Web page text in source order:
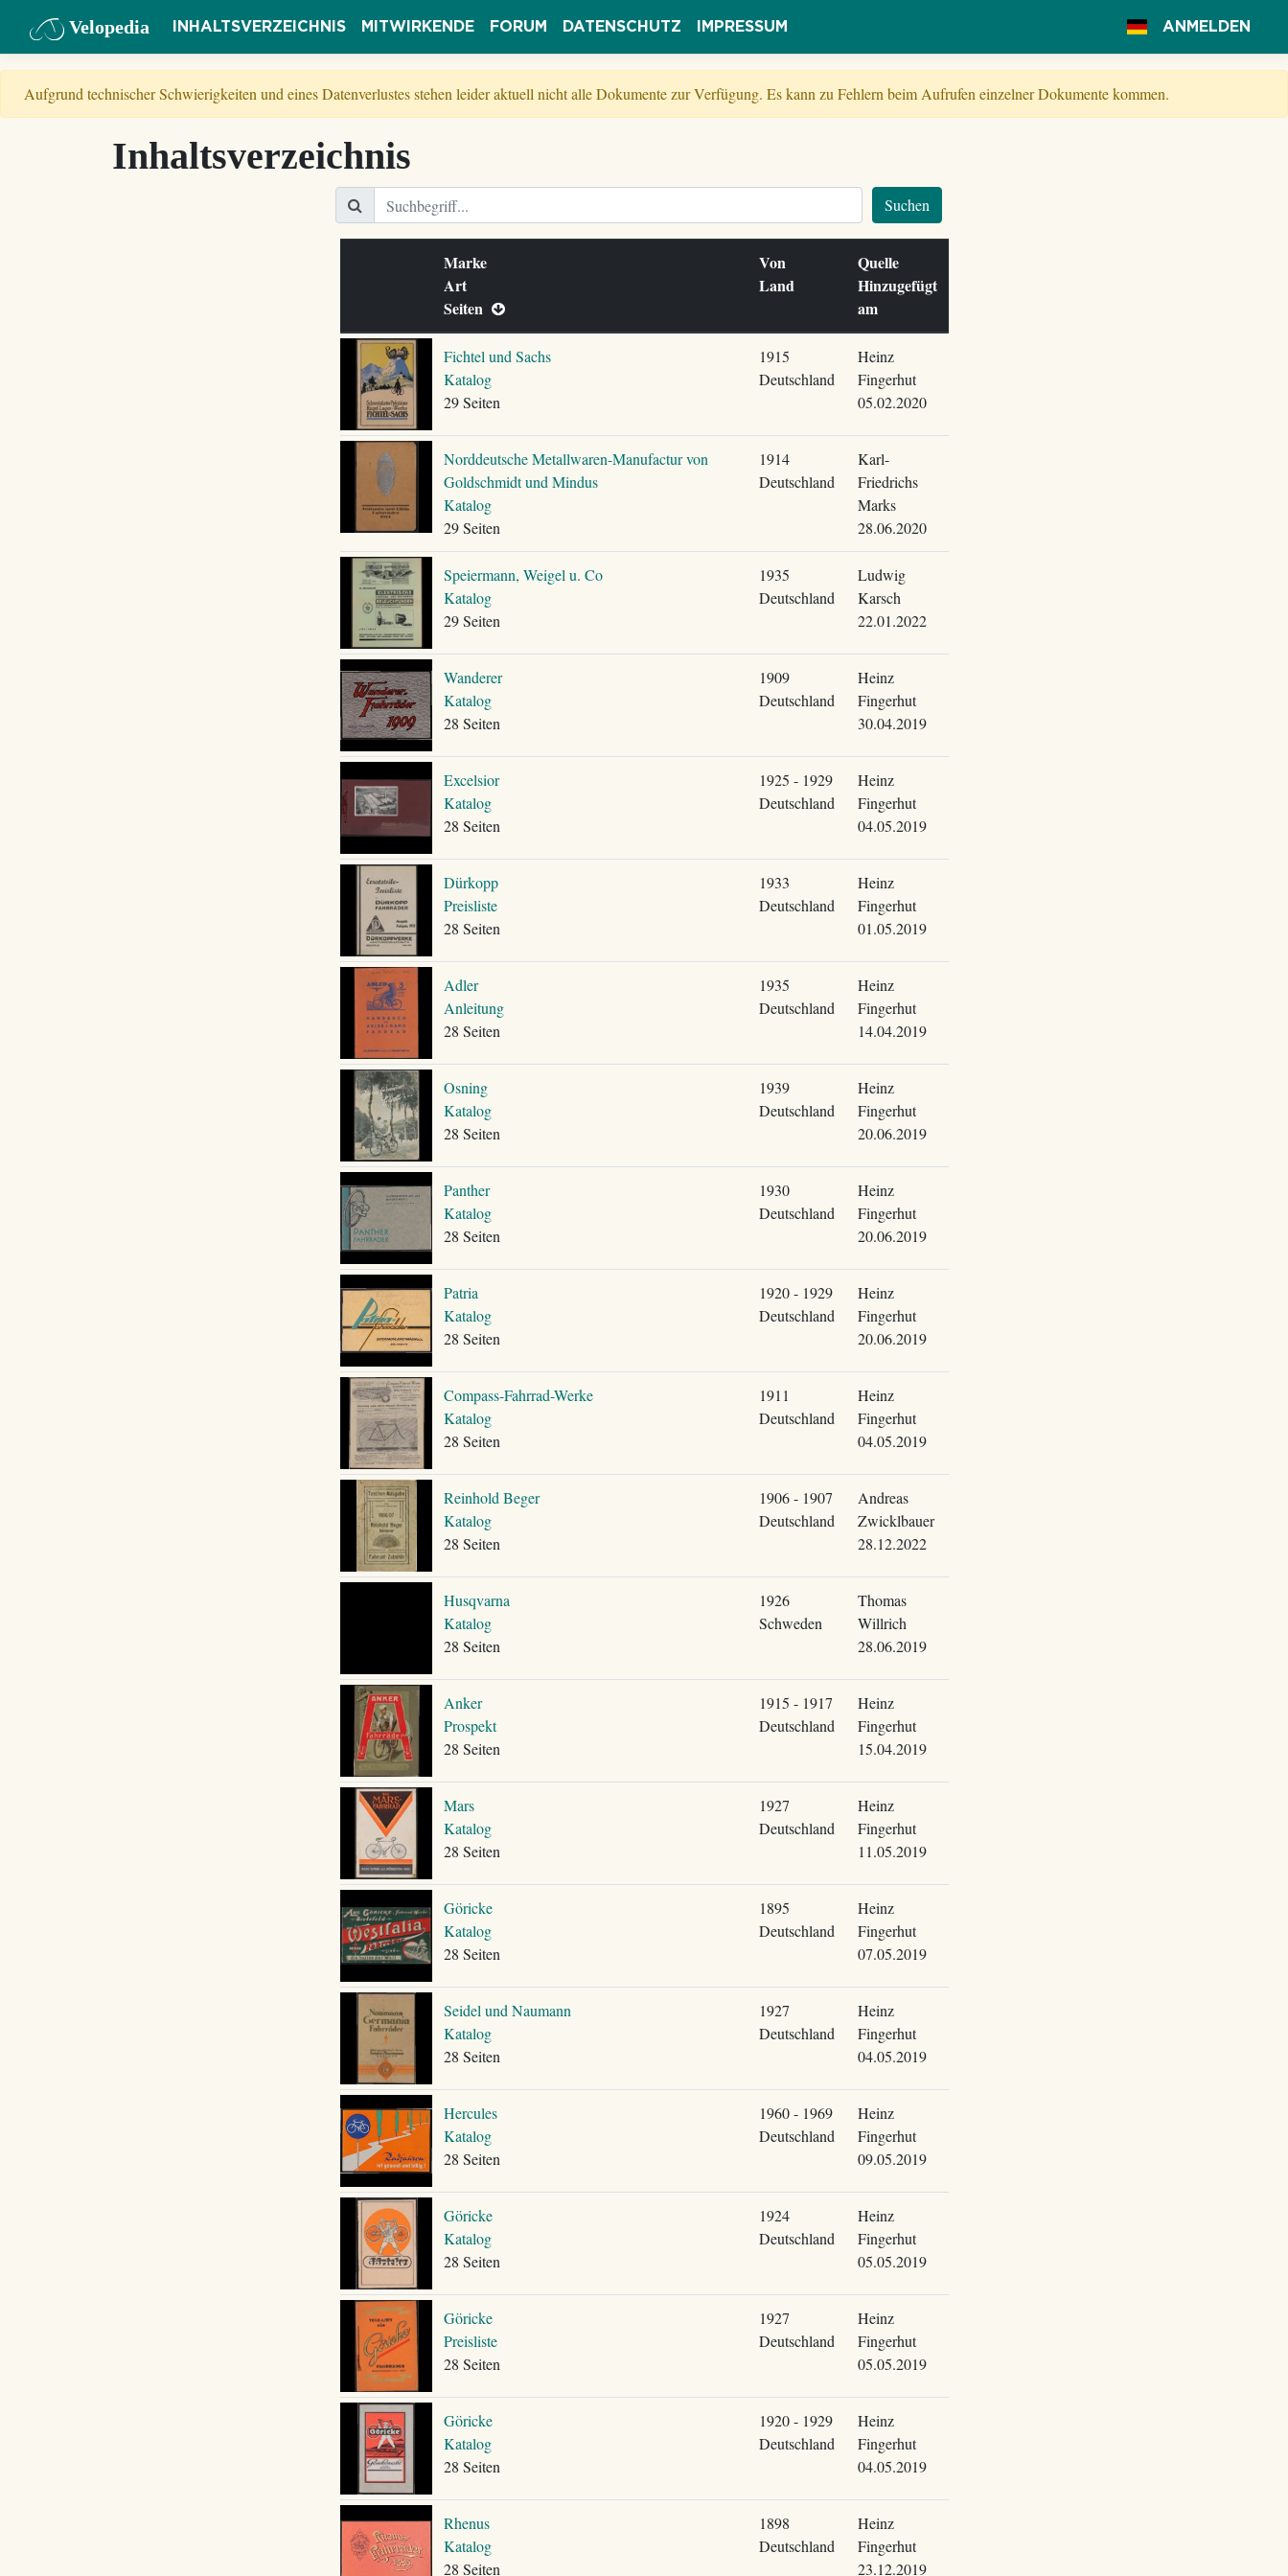
Velopedia INHALTSVERZEICHNIS MITWIRKENDE FORUM DATENSCHUTZ IMPRESSUM ANMELDEN
Aufgrund technischer Schwierigkeiten und eines Datenverlustes stehen leider aktuell nicht alle Dokumente zur Verfügung. Es kann zu Fehlern beim Aufrufen einzelner Dokumente kommen.
Inhaltsverzeichnis
Suchen
Marke
Art
Seiten
Von
Land
Quelle
Hinzugefügt
am
Fichtel und Sachs
Katalog
29 Seiten
1915
Deutschland
Heinz
Fingerhut
05.02.2020
Norddeutsche Metallwaren-Manufactur von
Goldschmidt und Mindus
Katalog
29 Seiten
1914
Deutschland
Karl-
Friedrichs
Marks
28.06.2020
Speiermann, Weigel u. Co
Katalog
29 Seiten
1935
Deutschland
Ludwig
Karsch
22.01.2022
Wanderer
Katalog
28 Seiten
1909
Deutschland
Heinz
Fingerhut
30.04.2019
Excelsior
Katalog
28 Seiten
1925 - 1929
Deutschland
Heinz
Fingerhut
04.05.2019
Dürkopp
Preisliste
28 Seiten
1933
Deutschland
Heinz
Fingerhut
01.05.2019
Adler
Anleitung
28 Seiten
1935
Deutschland
Heinz
Fingerhut
14.04.2019
Osning
Katalog
28 Seiten
1939
Deutschland
Heinz
Fingerhut
20.06.2019
Panther
Katalog
28 Seiten
1930
Deutschland
Heinz
Fingerhut
20.06.2019
Patria
Katalog
28 Seiten
1920 - 1929
Deutschland
Heinz
Fingerhut
20.06.2019
Compass-Fahrrad-Werke
Katalog
28 Seiten
1911
Deutschland
Heinz
Fingerhut
04.05.2019
Reinhold Beger
Katalog
28 Seiten
1906 - 1907
Deutschland
Andreas
Zwicklbauer
28.12.2022
Husqvarna
Katalog
28 Seiten
1926
Schweden
Thomas
Willrich
28.06.2019
Anker
Prospekt
28 Seiten
1915 - 1917
Deutschland
Heinz
Fingerhut
15.04.2019
Mars
Katalog
28 Seiten
1927
Deutschland
Heinz
Fingerhut
11.05.2019
Göricke
Katalog
28 Seiten
1895
Deutschland
Heinz
Fingerhut
07.05.2019
Seidel und Naumann
Katalog
28 Seiten
1927
Deutschland
Heinz
Fingerhut
04.05.2019
Hercules
Katalog
28 Seiten
1960 - 1969
Deutschland
Heinz
Fingerhut
09.05.2019
Göricke
Katalog
28 Seiten
1924
Deutschland
Heinz
Fingerhut
05.05.2019
Göricke
Preisliste
28 Seiten
1927
Deutschland
Heinz
Fingerhut
05.05.2019
Göricke
Katalog
28 Seiten
1920 - 1929
Deutschland
Heinz
Fingerhut
04.05.2019
Rhenus
Katalog
28 Seiten
1898
Deutschland
Heinz
Fingerhut
23.12.2019